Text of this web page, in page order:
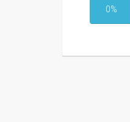
0%